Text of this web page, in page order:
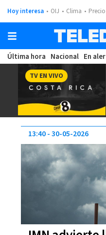
Hoy interesa OIJ Clima
Última hora Nacional En
TV EN VIVO
13:40 30-05-2026